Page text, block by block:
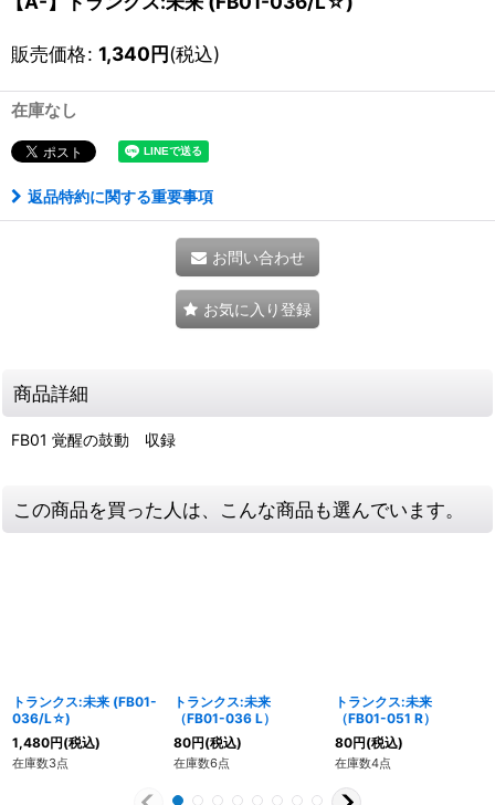
販売価格: 1,340円(税込)
在庫なし
返品特約に関する重要事項
お問い合わせ
お気に入り登録
商品詳細
FB01 覚醒の鼓動 収録
この商品を買った人は、こんな商品も選んでいます。
トランクス:未来 (FB01-
036/L☆)
1,480円(税込)
在庫数3点
トランクス:未来
（FB01-036 L）
80円(税込)
在庫数6点
トランクス:未来
（FB01-051 R）
80円(税込)
在庫数4点